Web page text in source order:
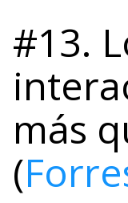
#13.
más
(